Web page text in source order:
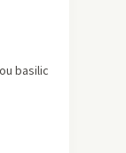
basilic